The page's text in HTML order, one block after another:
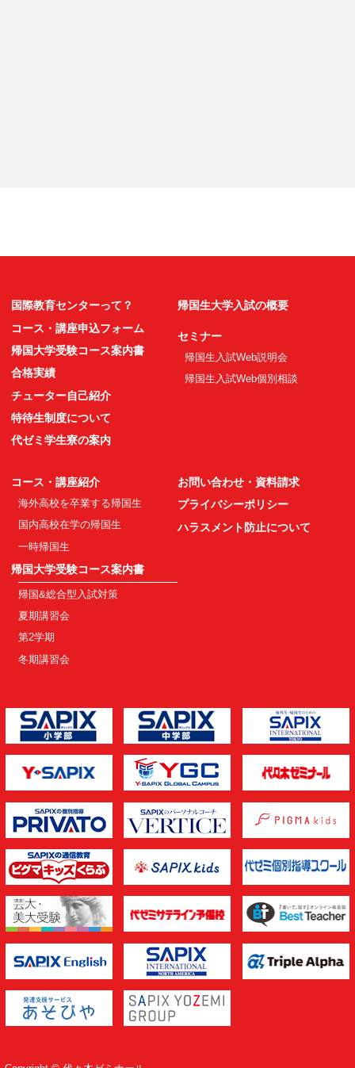
国際教育センターって？
コース・講座申込フォーム
帰国大学受験コース案内書
合格実績
チューター自己紹介
特待生制度について
代ゼミ学生寮の案内
コース・講座紹介
海外高校を卒業する帰国生
国内高校在学の帰国生
一時帰国生
帰国大学受験コース案内書
帰国&総合型入試対策
夏期講習会
第2学期
冬期講習会
帰国生大学入試の概要
セミナー
帰国生入試Web説明会
帰国生入試Web個別相談
お問い合わせ・資料請求
プライバシーポリシー
ハラスメント防止について